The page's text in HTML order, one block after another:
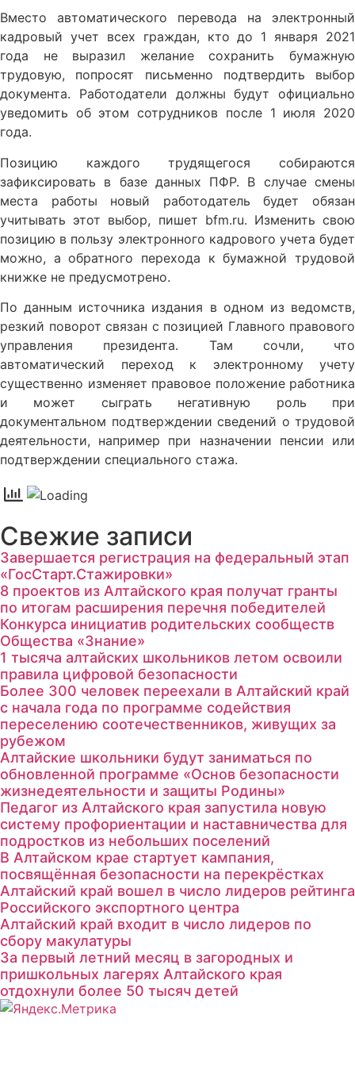
Вместо автоматического перевода на электронный
кадровый учет всех граждан, кто до 1 января 2021
года не выразил желание сохранить бумажную
трудовую, попросят письменно подтвердить выбор
документа. Работодатели должны будут официально
уведомить об этом сотрудников после 1 июля 2020
года.
Позицию каждого трудящегося собираются
зафиксировать в базе данных ПФР. В случае смены
места работы новый работодатель будет обязан
учитывать этот выбор, пишет bfm.ru. Изменить свою
позицию в пользу электронного кадрового учета будет
можно, а обратного перехода к бумажной трудовой
книжке не предусмотрено.
По данным источника издания в одном из ведомств,
резкий поворот связан с позицией Главного правового
управления президента. Там сочли, что
автоматический переход к электронному учету
существенно изменяет правовое положение работника
и может сыграть негативную роль при
документальном подтверждении сведений о трудовой
деятельности, например при назначении пенсии или
подтверждении специального стажа.
Свежие записи
Завершается регистрация на федеральный этап
«ГосСтарт.Стажировки»
8 проектов из Алтайского края получат гранты
по итогам расширения перечня победителей
Конкурса инициатив родительских сообществ
Общества «Знание»
1 тысяча алтайских школьников летом освоили
правила цифровой безопасности
Более 300 человек переехали в Алтайский край
с начала года по программе содействия
переселению соотечественников, живущих за
рубежом
Алтайские школьники будут заниматься по
обновленной программе «Основ безопасности
жизнедеятельности и защиты Родины»
Педагог из Алтайского края запустила новую
систему профориентации и наставничества для
подростков из небольших поселений
В Алтайском крае стартует кампания,
посвящённая безопасности на перекрёстках
Алтайский край вошел в число лидеров рейтинга
Российского экспортного центра
Алтайский край входит в число лидеров по
сбору макулатуры
За первый летний месяц в загородных и
пришкольных лагерях Алтайского края
отдохнули более 50 тысяч детей